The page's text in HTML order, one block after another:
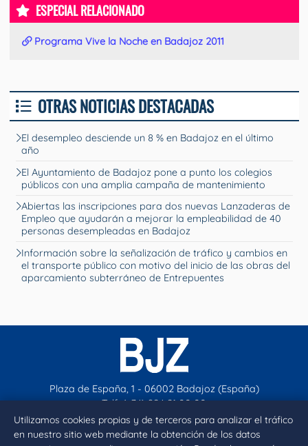
Utilizamos cookies propias y de terceros para analizar el tráfico
en nuestro sitio web mediante la obtención de los datos
ESPECIAL RELACIONADO
Programa Vive la Noche en Badajoz 2011
OTRAS NOTICIAS DESTACADAS
El desempleo desciende un 8 % en Badajoz en el último
año
El Ayuntamiento de Badajoz pone a punto los colegios
públicos con una amplia campaña de mantenimiento
Abiertas las inscripciones para dos nuevas Lanzaderas de
Empleo que ayudarán a mejorar la empleabilidad de 40
personas desempleadas en Badajoz
Información sobre la señalización de tráfico y cambios en
el transporte público con motivo del inicio de las obras del
aparcamiento subterráneo de Entrepuentes
Plaza de España, 1 - 06002 Badajoz (España)
Telf. (+34) 924 21 00 00
contacto@aytobadajoz.es